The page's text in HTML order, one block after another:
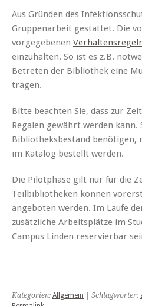
Aus Gründen des
Gruppenarbeit gestattet. Die
vorgegebenen
einzuhalten. So ist es z.B.
Betreten der Bibliothek eine
tragen.
Bitte beachten Sie, dass zur
Regalen gewährt werden kann.
Bibliotheksbestand benötigen,
im Katalog bestellt werden.
Die Pilotphase gilt nur für die
Teilbibliotheken können
angeboten werden. Im Laufe
zusätzliche Arbeitsplätze im
Campus Linden reservierbar
Kategorien: Allgemein | Schlagwörter: